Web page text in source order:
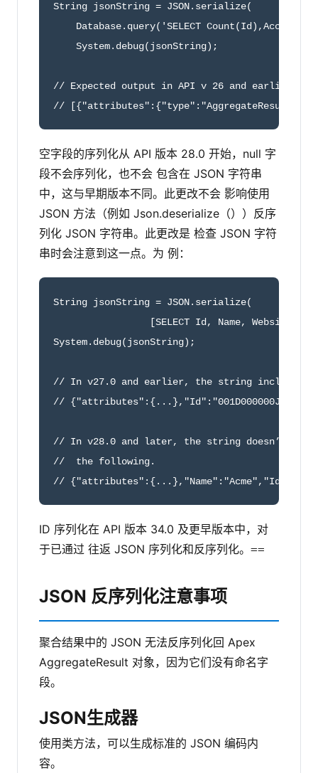
String jsonString = JSON.serialize(
Database.query('SELECT
    System.debug(jsonString);
// Expected output in API v 26 and earlier or
//
空字段的序列化从 API 版本 28.0 开始，null 字
段不会序列化，也不会 包含在 JSON 字符串
中，这与早期版本不同。此更改不会 影响使用
JSON 方法（例如 Json.deserialize（））反序
列化 JSON 字符串。此更改是 检查 JSON 字符
串时会注意到这一点。为 例：
String jsonString = JSON.serialize(
[SELECT Id, Name, Website
System.debug(jsonString);
// In v27.0 and earlier, the string includes
//
// In v28.0 and later, the string doesn’t
//  the following.
//
ID 序列化在 API 版本 34.0 及更早版本中，对
于已通过 往返 JSON 序列化和反序列化。 ==
JSON 反序列化注意事项
聚合结果中的 JSON 无法反序列化回 Apex
AggregateResult 对象，因为它们没有命名字
段。
JSON生成器
使用类方法，可以生成标准的 JSON 编码内
容。